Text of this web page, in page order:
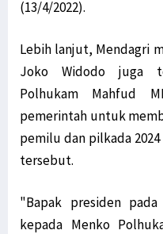
(13/4/2022).
Lebih lanjut, Mendagri
Joko Widodo juga
Polhukam Mahfud
pemerintah untuk
pemilu dan pilkada
tersebut.
"Bapak presiden
kepada Menko